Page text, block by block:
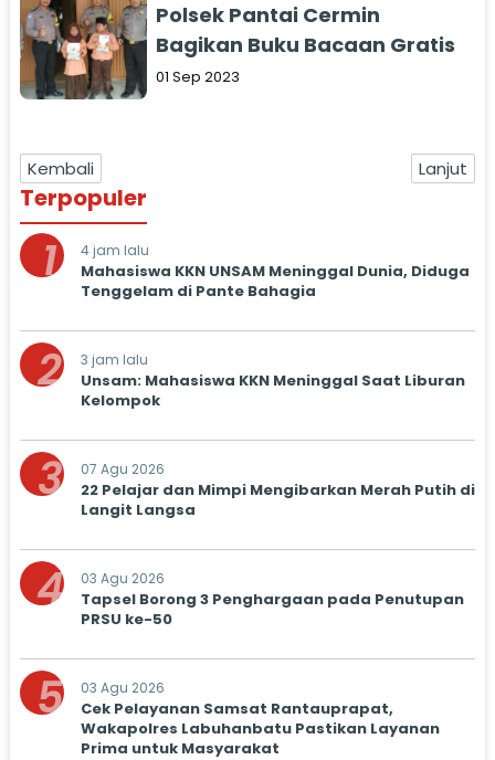
Polsek Pantai Cermin
Bagikan Buku Bacaan Gratis
01 Sep 2023
Kembali Lanjut
Terpopuler
1 4 jam lalu
Mahasiswa KKN UNSAM Meninggal Dunia, Diduga
Tenggelam di Pante Bahagia
2 3 jam lalu
Unsam: Mahasiswa KKN Meninggal Saat Liburan
Kelompok
3 07 Agu 2026
22 Pelajar dan Mimpi Mengibarkan Merah Putih di
Langit Langsa
4 03 Agu 2026
Tapsel Borong 3 Penghargaan pada Penutupan
PRSU ke-50
5 03 Agu 2026
Cek Pelayanan Samsat Rantauprapat,
Wakapolres Labuhanbatu Pastikan Layanan
Prima untuk Masyarakat